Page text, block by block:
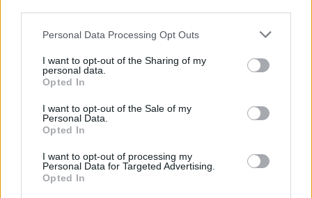
Personal Data Processing Opt Outs
I want to opt-out of the Sharing of my
personal data.
Opted In
I want to opt-out of the Sale of my
Personal Data.
Opted In
I want to opt-out of processing my
Personal Data for Targeted Advertising.
Opted In
ПРЕСВРТ И ПРОТЕСТИ ВО
УКРАИНА, Зеленски доби
ултиматум: „Мора да си оди,
крајниот рок е петок!“
пари ќе ви легнат на сметка
Газа на два дела